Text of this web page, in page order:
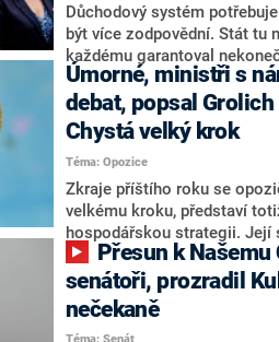
Důchodový systém
být více zodpovědní. Stát tu
každému garantoval
Chybí tu nový systém a my
hejtman Jihočeského kraje
Česko Martin Kuba v
V čele státu pak podle něj
střetem zájmů omezoval
dodal. Řešení u Andreje
Úmorné, ministři s
debat, popsal
Chystá velký krok
Téma: Opozice
Zkraje příštího roku se
velkému kroku, představí
hospodářskou strategii. Její
stárnutí populace, řekl ve
nový předseda lidovců Jan
senátních volbách kandiduje
aktivitu opozice, o níž vládní
senátoři, prozradil
nečekaně